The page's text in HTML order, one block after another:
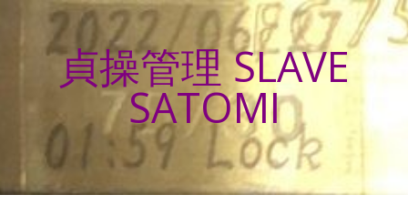
貞操管理 SLAVE
SATOMI